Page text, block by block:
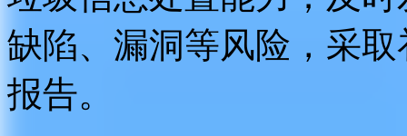
缺陷、漏洞等风险，采
报告。